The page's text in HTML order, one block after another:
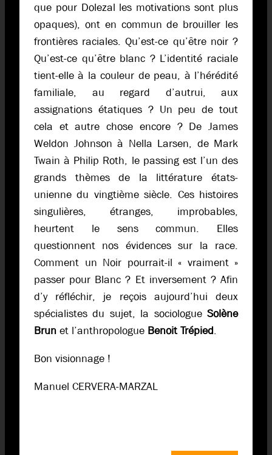
que pour Dolezal les motivations sont plus
opaques), ont en commun de brouiller les
frontières raciales. Qu’est-ce qu’être noir ?
Qu’est-ce qu’être blanc ? L’identité raciale
tient-elle à la couleur de peau, à l’hérédité
familiale, au regard d’autrui, aux
assignations étatiques ? Un peu de tout
cela et autre chose encore ? De James
Weldon Johnson à Nella Larsen, de Mark
Twain à Philip Roth, le passing est l’un des
grands thèmes de la littérature états-
unienne du vingtième siècle. Ces histoires
singulières, étranges, improbables,
heurtent le sens commun. Elles
questionnent nos évidences sur la race.
Comment un Noir pourrait-il « vraiment »
passer pour Blanc ? Et inversement ? Afin
d’y réfléchir, je reçois aujourd’hui deux
spécialistes du sujet, la sociologue Solène
Brun et l’anthropologue Benoit Trépied.
Bon visionnage !
Manuel CERVERA-MARZAL